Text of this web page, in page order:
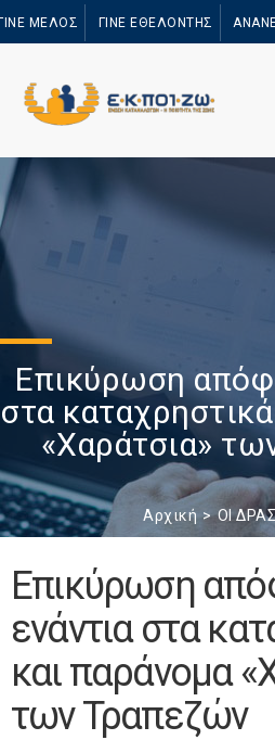
προς το
ΜΕΛΟΣ ΓΙΝΕ ΕΘΕΛΟΝΤΗΣ
Επικύρωση
στα
«Χαράτσια»
Αρχική ΟΙ
Επικύρωση
ενάντια στα
και παράνομα
των Τραπεζών